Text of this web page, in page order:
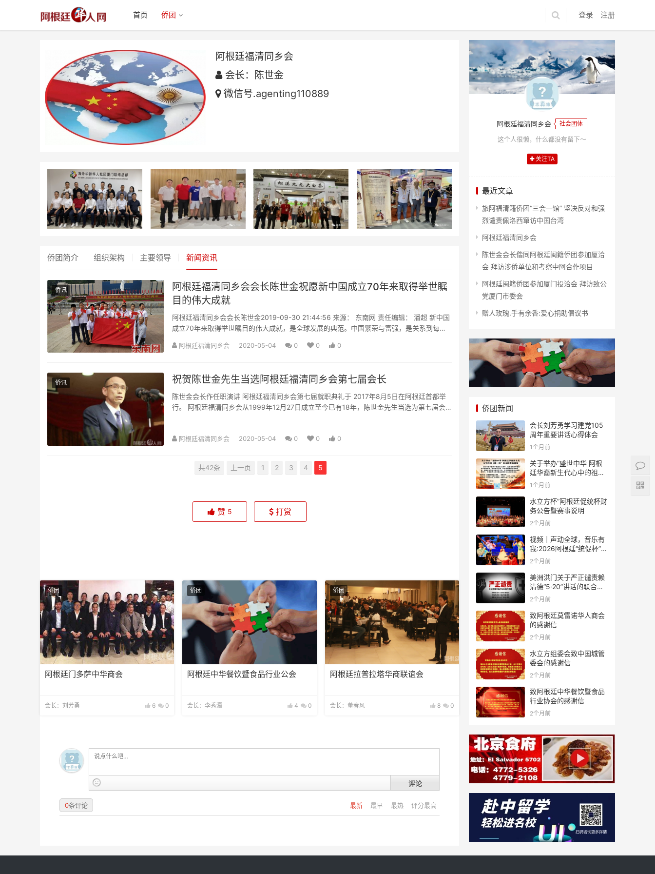
登录 注册
首页 侨团
阿根廷福清同乡会
会长：陈世金
微信号.agenting110889
侨团简介 组织架构 主要领导 新闻资讯
阿根廷福清同乡会
侨讯
阿根廷福清同乡会会长陈世金祝愿新中国成立70年来取得举世瞩
目的伟大成就
阿根廷福清同乡会会长陈世金2019-09-30 21:44:56 来源： 东南网 责任编辑： 潘超 新中国
成立70年来取得举世瞩目的伟大成就，是全球发展的典范。中国繁荣与富强，是关系到每一
阿根廷福清同乡会 2020-05-04 0 0 0
侨讯 祝贺陈世金先生当选阿根廷福清同乡会第七届会长
陈世金会长作任职演讲 阿根廷福清同乡会第七届就职典礼于 2017年8月5日在阿根廷首都举
行。 阿根廷福清同乡会从1999年12月27日成立至今已有18年，陈世金先生当选为第七届会
阿根廷福清同乡会 2020-05-04 0 0 0
共42条 上一页 1 2 3 4 5
赞 5 打赏
侨团
阿根廷门多萨中华商会
会长：刘芳勇 6 0
侨团
阿根廷中华餐饮暨食品行业公会
会长：李秀瀛 4 0
侨团
阿根廷拉普拉塔华商联谊会
会长：董春风 8 0
评论
最新 最早 最热 评分最高
0条评论
阿根廷福清同乡会 社会团体
这个人很懒，什么都没有留下～
关注TA
最近文章
旅阿福清籍侨团“三会一馆” 坚决反对和强
烈谴责佩洛西窜访中国台湾
阿根廷福清同乡会
陈世金会长偕同阿根廷闽籍侨团参加厦洽
会 拜访涉侨单位和考察中阿合作项目
阿根廷闽籍侨团参加厦门投洽会 拜访致公
党厦门市委会
赠人玫瑰.手有余香:爱心捐助倡议书
侨团新闻
会长刘芳勇学习建党105
周年重要讲话心得体会
1个月前
关于举办“盛世中华 阿根
廷华裔新生代心中的祖
(籍)国”征文比赛的通知
1个月前
水立方杯”阿根廷促统杯财
务公告暨赛事说明
2个月前
视频｜声动全球，音乐有
我:2026阿根廷“统促杯”水
立方中文歌曲大赛总决赛
2个月前
美洲洪门关于严正谴责赖
清德“5·20”讲话的联合声
明
2个月前
致阿根廷莫雷诺华人商会
的感谢信
2个月前
水立方组委会致中国城管
委会的感谢信
2个月前
致阿根廷中华餐饮暨食品
行业协会的感谢信
2个月前